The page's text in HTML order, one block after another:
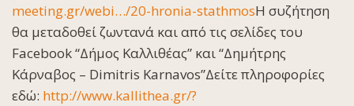
meeting.gr/webi…/20-hronia-stathmosΗ συζήτηση
θα μεταδοθεί ζωντανά και από τις σελίδες του
Facebook “Δήμος Καλλιθέας” και “Δημήτρης
Κάρναβος – Dimitris Karnavos”Δείτε πληροφορίες
εδώ: http://www.kallithea.gr/?